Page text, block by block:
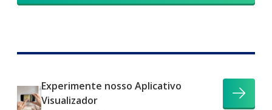
Experimente nosso Aplicativo
Visualizador